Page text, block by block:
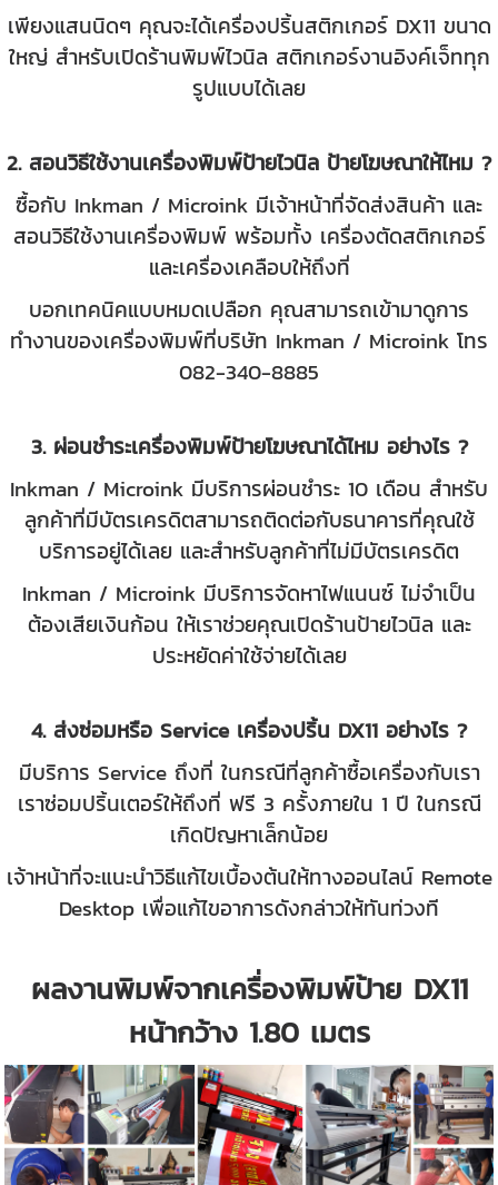
เพียงแสนนิดๆ คุณจะได้เครื่องปริ้นสติกเกอร์ DX11 ขนาด
ใหญ่ สำหรับเปิดร้านพิมพ์ไวนิล สติกเกอร์งานอิงค์เจ็ททุก
รูปแบบได้เลย
2. สอนวิธีใช้งานเครื่องพิมพ์ป้ายไวนิล ป้ายโฆษณาให้ไหม ?
ซื้อกับ Inkman / Microink มีเจ้าหน้าที่จัดส่งสินค้า และ
สอนวิธีใช้งานเครื่องพิมพ์ พร้อมทั้ง เครื่องตัดสติกเกอร์
และเครื่องเคลือบให้ถึงที่
บอกเทคนิคแบบหมดเปลือก คุณสามารถเข้ามาดูการ
ทำงานของเครื่องพิมพ์ที่บริษัท Inkman / Microink โทร
082-340-8885
3. ผ่อนชำระเครื่องพิมพ์ป้ายโฆษณาได้ไหม อย่างไร ?
Inkman / Microink มีบริการผ่อนชำระ 10 เดือน สำหรับ
ลูกค้าที่มีบัตรเครดิตสามารถติดต่อกับธนาคารที่คุณใช้
บริการอยู่ได้เลย และสำหรับลูกค้าที่ไม่มีบัตรเครดิต
Inkman / Microink มีบริการจัดหาไฟแนนซ์ ไม่จำเป็น
ต้องเสียเงินก้อน ให้เราช่วยคุณเปิดร้านป้ายไวนิล และ
ประหยัดค่าใช้จ่ายได้เลย
4. ส่งซ่อมหรือ Service เครื่องปริ้น DX11 อย่างไร ?
มีบริการ Service ถึงที่ ในกรณีที่ลูกค้าซื้อเครื่องกับเรา
เราซ่อมปริ้นเตอร์ให้ถึงที่ ฟรี 3 ครั้งภายใน 1 ปี ในกรณี
เกิดปัญหาเล็กน้อย
เจ้าหน้าที่จะแนะนำวิธีแก้ไขเบื้องต้นให้ทางออนไลน์ Remote
Desktop เพื่อแก้ไขอาการดังกล่าวให้ทันท่วงที
ผลงานพิมพ์จากเครื่องพิมพ์ป้าย DX11
หน้ากว้าง 1.80 เมตร